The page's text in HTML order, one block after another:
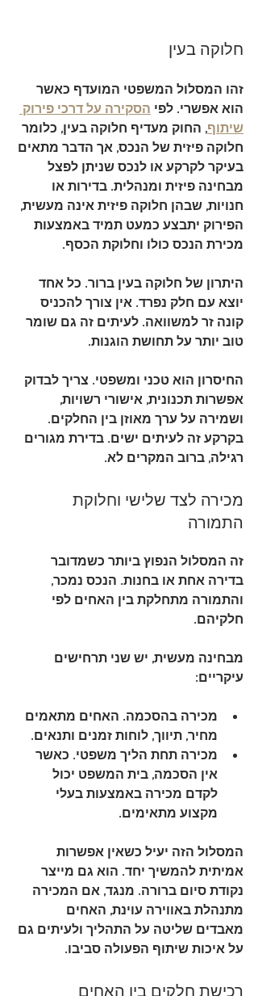
חלוקה בעין
זהו המסלול המשפטי המועדף כאשר
הוא אפשרי. לפי הסקירה על דרכי פירוק
שיתוף, החוק מעדיף חלוקה בעין, כלומר
חלוקה פיזית של הנכס, אך הדבר מתאים
בעיקר לקרקע או לנכס שניתן לפצל
מבחינה פיזית ומנהלית. בדירות או
חנויות, שבהן חלוקה פיזית אינה מעשית,
הפירוק יתבצע כמעט תמיד באמצעות
מכירת הנכס כולו וחלוקת הכסף.
היתרון של חלוקה בעין ברור. כל אחד
יוצא עם חלק נפרד. אין צורך להכניס
קונה זר למשוואה. לעיתים זה גם שומר
טוב יותר על תחושת הוגנות.
החיסרון הוא טכני ומשפטי. צריך לבדוק
אפשרות תכנונית, אישורי רשויות,
ושמירה על ערך מאוזן בין החלקים.
בקרקע זה לעיתים ישים. בדירת מגורים
רגילה, ברוב המקרים לא.
מכירה לצד שלישי וחלוקת
התמורה
זה המסלול הנפוץ ביותר כשמדובר
בדירה אחת או בחנות. הנכס נמכר,
והתמורה מתחלקת בין האחים לפי
חלקיהם.
מבחינה מעשית, יש שני תרחישים
עיקריים:
מכירה בהסכמה. האחים מתאמים
מחיר, תיווך, לוחות זמנים ותנאים.
מכירה תחת הליך משפטי. כאשר
אין הסכמה, בית המשפט יכול
לקדם מכירה באמצעות בעלי
מקצוע מתאימים.
המסלול הזה יעיל כשאין אפשרות
אמיתית להמשיך יחד. הוא גם מייצר
נקודת סיום ברורה. מנגד, אם המכירה
מתנהלת באווירה עוינת, האחים
מאבדים שליטה על התהליך ולעיתים גם
על איכות שיתוף הפעולה סביבו.
רכישת חלקים בין האחים